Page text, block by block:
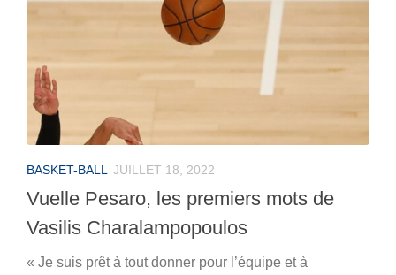
BASKET-BALL JUILLET 18, 2022
Vuelle Pesaro, les premiers mots de
Vasilis Charalampopoulos
« Je suis prêt à tout donner pour l’équipe et à